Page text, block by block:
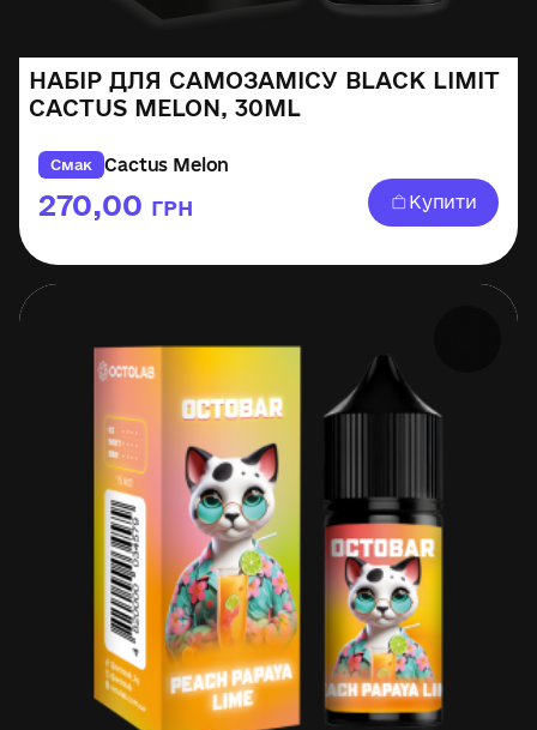
НАБІР ДЛЯ САМОЗАМІСУ BLACK LIMIT
CACTUS MELON, 30ML
Смак Cactus Melon
270,00 ГРН Купити